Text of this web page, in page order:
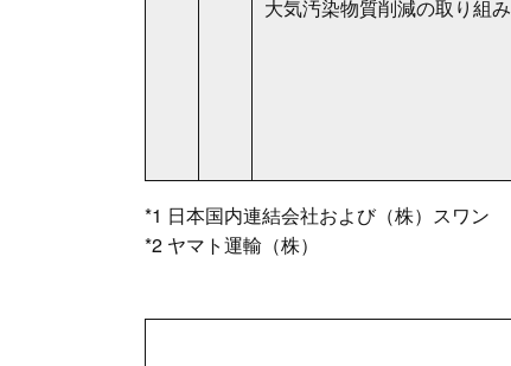
大気汚染物質削減の取り組み
*1 日本国内連結会社および（株）スワン
*2 ヤマト運輸（株）